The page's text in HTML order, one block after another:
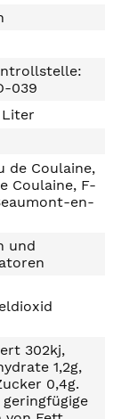
039
Liter
de Coulaine,
Coulaine, F-
en-
und
302kj,
1,2g,
0,4g.